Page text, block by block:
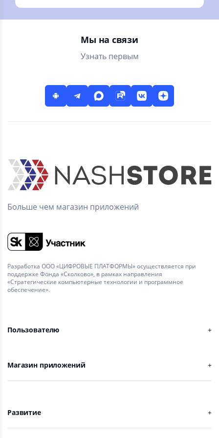
Россия и весь мир?
Мы на связи
Узнать первым
Больше чем магазин приложений
Разработка ООО «ЦИФРОВЫЕ ПЛАТФОРМЫ» осуществляется при
поддержке Фонда «Сколково», в рамках направления
«Стратегические компьютерные технологии и программное
обеспечение».
Пользователю
Магазин приложений
Развитие